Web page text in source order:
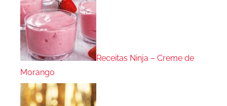
Receitas Ninja – Creme de
Morango